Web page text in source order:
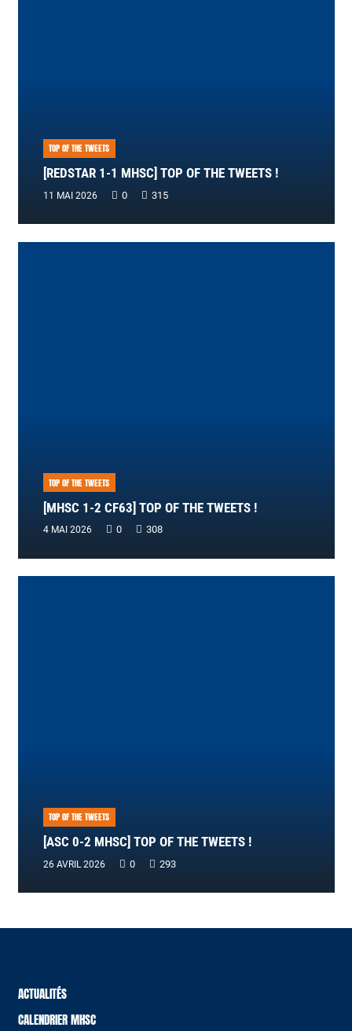
TOP OF THE TWEETS
[REDSTAR 1-1 MHSC] TOP OF THE TWEETS !
11 MAI 2026 0 315
TOP OF THE TWEETS
[MHSC 1-2 CF63] TOP OF THE TWEETS !
4 MAI 2026 0 308
TOP OF THE TWEETS
[ASC 0-2 MHSC] TOP OF THE TWEETS !
26 AVRIL 2026 0 293
ACTUALITÉS
CALENDRIER MHSC